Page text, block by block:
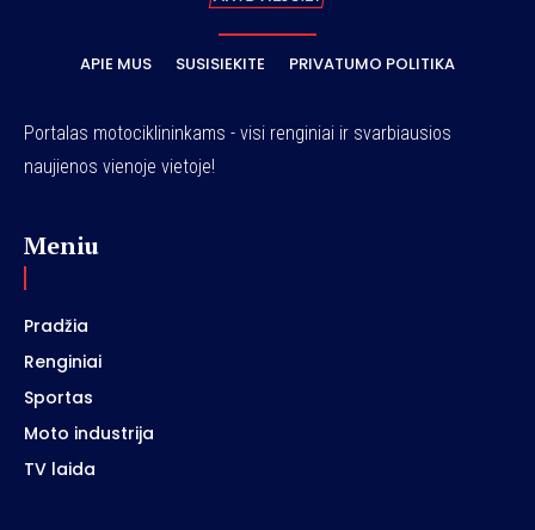
APIE MUS SUSISIEKITE PRIVATUMO POLITIKA
Portalas motociklininkams - visi renginiai ir svarbiausios
naujienos vienoje vietoje!
Meniu
Pradžia
Renginiai
Sportas
Moto industrija
TV laida